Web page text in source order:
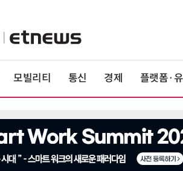
모빌리티 통신 경제 플랫폼·